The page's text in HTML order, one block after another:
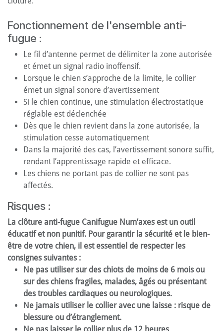
Fonctionnement de l'ensemble anti-
fugue :
Le fil d’antenne permet de délimiter la zone autorisée
et émet un signal radio inoffensif.
Lorsque le chien s’approche de la limite, le collier
émet un signal sonore d’avertissement
Si le chien continue, une stimulation électrostatique
réglable est déclenchée
Dès que le chien revient dans la zone autorisée, la
stimulation cesse automatiquement
Dans la majorité des cas, l’avertissement sonore suffit,
rendant l’apprentissage rapide et efficace.
Les chiens ne portant pas de collier ne sont pas
affectés.
Risques :
La clôture anti-fugue Canifugue Num’axes est un outil
éducatif et non punitif. Pour garantir la sécurité et le bien-
être de votre chien, il est essentiel de respecter les
consignes suivantes :
Ne pas utiliser sur des chiots de moins de 6 mois ou
sur des chiens fragiles, malades, âgés ou présentant
des troubles cardiaques ou neurologiques.
Ne jamais utiliser le collier avec une laisse : risque de
blessure ou d’étranglement.